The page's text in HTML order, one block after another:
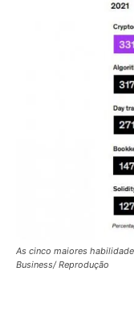
As cinco maiores
Business/ Reprodução